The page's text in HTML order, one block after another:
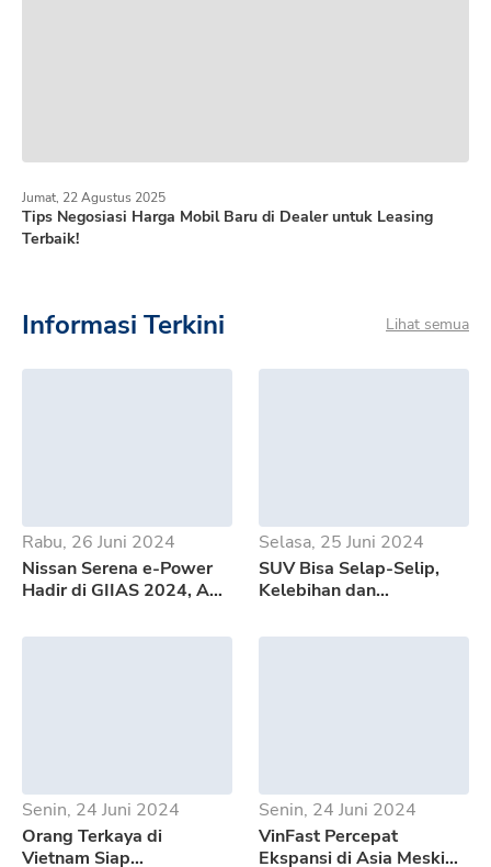
Tips Negosiasi Harga Mobil Baru di Dealer untuk Leasing
Terbaik!
Jumat, 22 Agustus 2025
Informasi Terkini Lihat semua
Rabu, 26 Juni 2024
Nissan Serena e-Power
Hadir di GIIAS 2024, Apa
Selasa, 25 Juni 2024
SUV Bisa Selap-Selip,
Kelebihan dan
500
Senin, 24 Juni 2024
Orang Terkaya di
Vietnam Siap
Senin, 24 Juni 2024
VinFast Percepat
Ekspansi di Asia Meski